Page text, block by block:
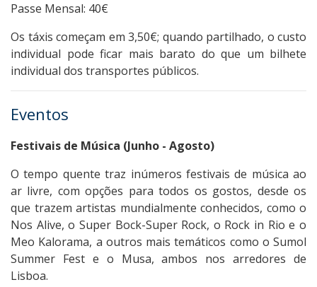
Passe Mensal: 40€
Os táxis começam em 3,50€; quando partilhado, o custo
individual pode ficar mais barato do que um bilhete
individual dos transportes públicos.
Eventos
Festivais de Música (Junho - Agosto)
O tempo quente traz inúmeros festivais de música ao
ar livre, com opções para todos os gostos, desde os
que trazem artistas mundialmente conhecidos, como o
Nos Alive, o Super Bock-Super Rock, o Rock in Rio e o
Meo Kalorama, a outros mais temáticos como o Sumol
Summer Fest e o Musa, ambos nos arredores de
Lisboa.